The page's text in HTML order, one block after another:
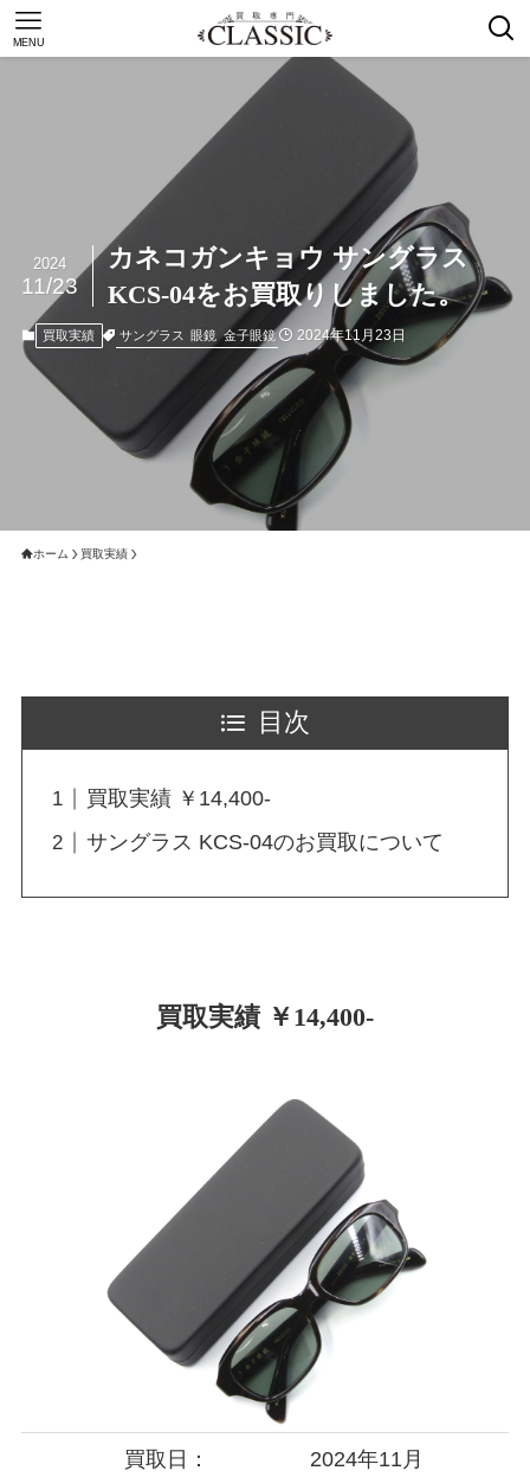
MENU
カネコガンキョウ サングラス
KCS-04をお買取りしました。
2024
11/23
買取実績 サングラス 眼鏡 金子眼鏡 2024年11月23日
ホーム 買取実績
目次
買取実績 ￥14,400-
サングラス KCS-04のお買取について
買取実績 ￥14,400-
買取日： 2024年11月